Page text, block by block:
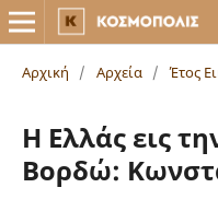
Αρχική / Αρχεία / Έτος
Η Ελλάς εις
Βορδώ: